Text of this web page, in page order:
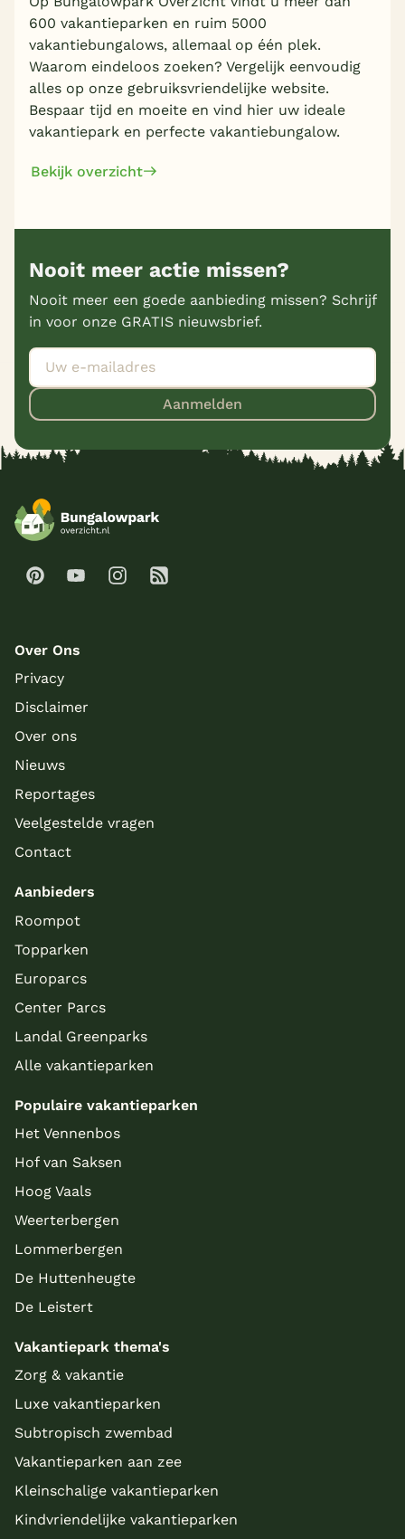
600 vakantieparken en ruim 5000
vakantiebungalows, allemaal op één plek.
Waarom eindeloos zoeken? Vergelijk eenvoudig
alles op onze gebruiksvriendelijke website.
Bespaar tijd en moeite en vind hier uw ideale
vakantiepark en perfecte vakantiebungalow.
Bekijk overzicht
Nooit meer actie missen?
Nooit meer een goede aanbieding missen? Schrijf
in voor onze GRATIS nieuwsbrief.
Aanmelden
Over Ons
Privacy
Disclaimer
Over ons
Nieuws
Reportages
Veelgestelde vragen
Contact
Aanbieders
Roompot
Topparken
Europarcs
Center Parcs
Landal Greenparks
Alle vakantieparken
Populaire vakantieparken
Het Vennenbos
Hof van Saksen
Hoog Vaals
Weerterbergen
Lommerbergen
De Huttenheugte
De Leistert
Vakantiepark thema's
Zorg & vakantie
Luxe vakantieparken
Subtropisch zwembad
Vakantieparken aan zee
Kleinschalige vakantieparken
Kindvriendelijke vakantieparken